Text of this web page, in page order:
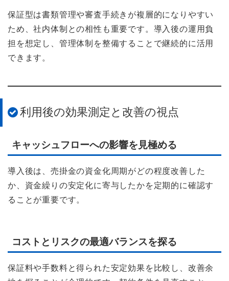
保証型は書類管理や審査手続きが複層的になりやすい
ため、社内体制との相性も重要です。導入後の運用負
担を想定し、管理体制を整備することで継続的に活用
できます。
利用後の効果測定と改善の視点
キャッシュフローへの影響を見極める
導入後は、売掛金の資金化周期がどの程度改善した
か、資金繰りの安定化に寄与したかを定期的に確認す
ることが重要です。
コストとリスクの最適バランスを探る
保証料や手数料と得られた安定効果を比較し、改善余